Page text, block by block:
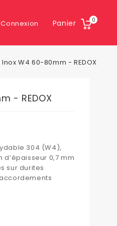
Panier 0
Connexion
W4 60-80mm - REDOX
- REDOX
304 (W4),
0,7 mm
sur durites